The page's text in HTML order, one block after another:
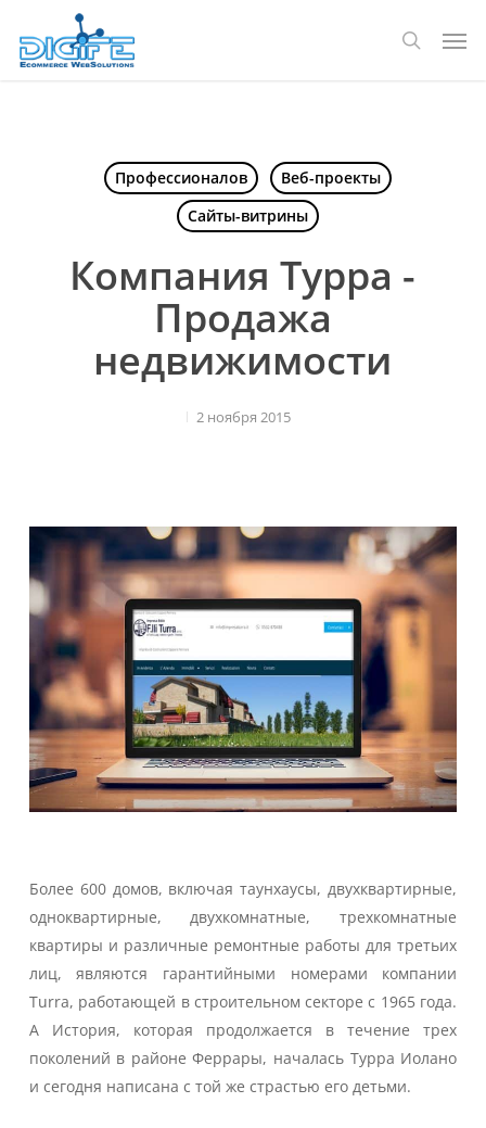
основному
поиск
Профессионалов
Веб-проекты
Сайты-витрины
Компания Турра -
Продажа
недвижимости
2 ноября 2015
Более 600 домов, включая таунхаусы, двухквартирные,
одноквартирные, двухкомнатные, трехкомнатные
квартиры и различные ремонтные работы для третьих
лиц, являются гарантийными номерами компании
Turra, работающей в строительном секторе с 1965 года.
A История, которая продолжается в течение трех
поколений в районе Феррары, началась Турра Иолано
и сегодня написана с той же страстью его детьми.